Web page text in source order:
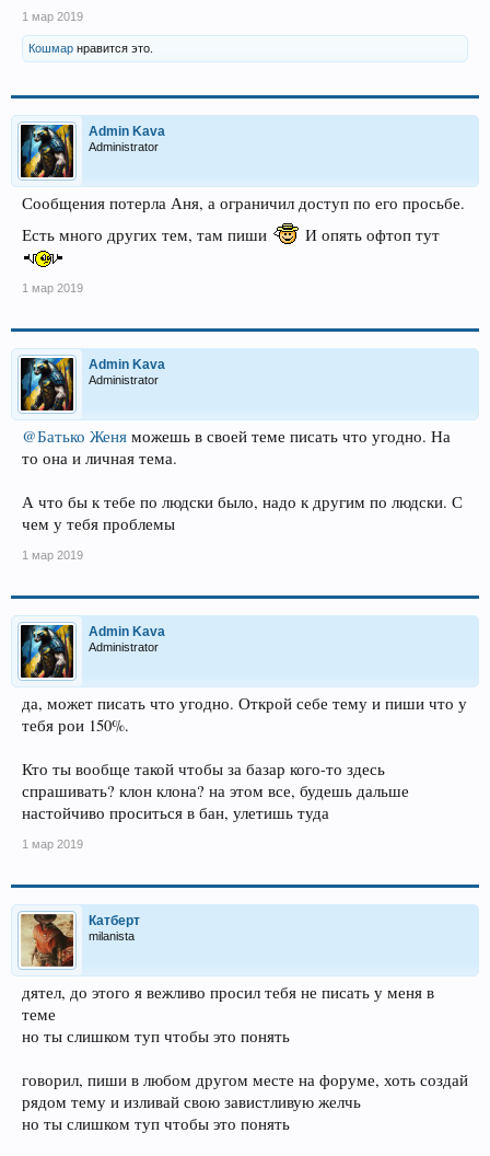
1 мар 2019
Кошмар нравится это.
Admin Kava
Administrator
Сообщения потерла Аня, а ограничил доступ по его просьбе.
Есть много других тем, там пиши
И опять офтоп тут
1 мар 2019
Admin Kava
Administrator
@Батько Женя можешь в своей теме писать что угодно. На
то она и личная тема.
А что бы к тебе по людски было, надо к другим по людски. С
чем у тебя проблемы
1 мар 2019
Admin Kava
Administrator
да, может писать что угодно. Открой себе тему и пиши что у
тебя рои 150%.
Кто ты вообще такой чтобы за базар кого-то здесь
спрашивать? клон клона? на этом все, будешь дальше
настойчиво проситься в бан, улетишь туда
1 мар 2019
Катберт
milanista
дятел, до этого я вежливо просил тебя не писать у меня в
теме
но ты слишком туп чтобы это понять
говорил, пиши в любом другом месте на форуме, хоть создай
рядом тему и изливай свою завистливую желчь
но ты слишком туп чтобы это понять